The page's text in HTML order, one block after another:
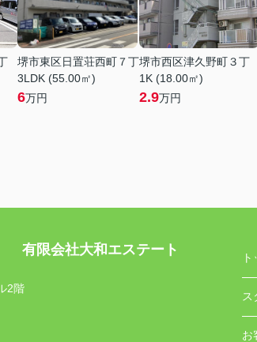
堺市東区日置荘西町７丁
3LDK (55.00㎡)
6万円
堺市西区津久野町３丁
1K (18.00㎡)
2.9万円
社大和エステート
2階
ス
お